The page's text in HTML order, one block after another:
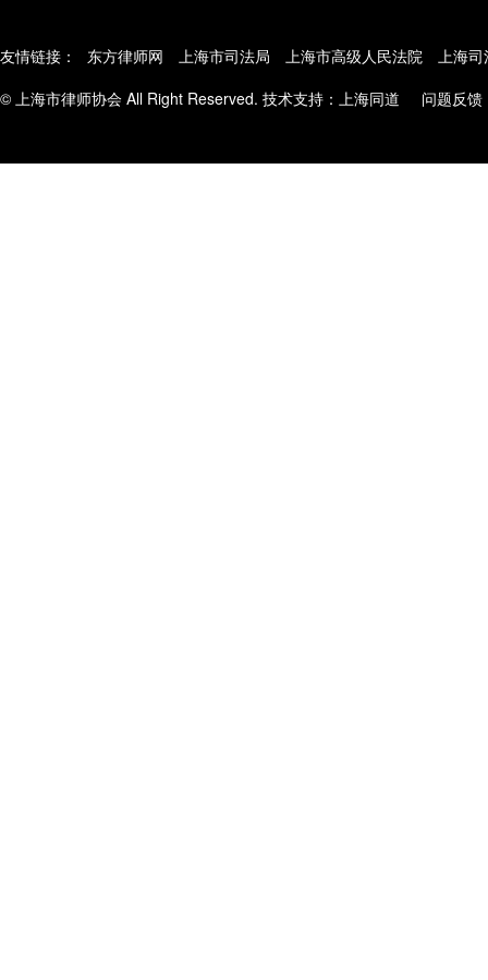
友情链接： 东方律师网 上海市司法局 上海市高级人民法院
上海
© 上海市律师协会 All Right Reserved. 技术支持： 上海同道 问题反馈